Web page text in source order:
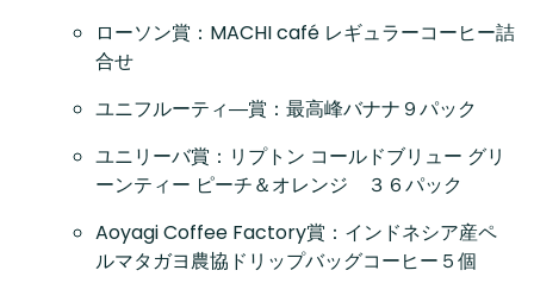
ローソン賞：MACHI café レギュラーコーヒー詰
合せ
ユニフルーティ―賞：最高峰バナナ９パック
ユニリーバ賞：リプトン コールドブリュー グリ
ーンティー ピーチ＆オレンジ ３６パック
Aoyagi Coffee Factory賞：インドネシア産ペ
ルマタガヨ農協ドリップバッグコーヒー５個